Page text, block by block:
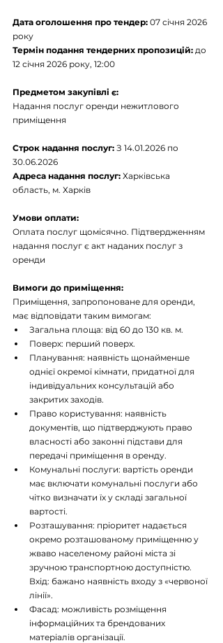
Дата оголошення про тендер: 07 січня 2026
року
Термін подання тендерних пропозицій: до
12 січня 2026 року, 12:00
Предметом закупівлі є:
Надання послуг оренди нежитлового
приміщення
Строк надання послуг: З 14.01.2026 по
30.06.2026
Адреса надання послуг: Харківська
область, м. Харків
Умови оплати:
Оплата послуг щомісячно. Підтвердженням
надання послуг є акт наданих послуг з
оренди
Вимоги до приміщення:
Приміщення, запропоноване для оренди,
має відповідати таким вимогам:
Загальна площа: від 60 до 130 кв. м.
Поверх: перший поверх.
Планування: наявність щонайменше
однієї окремої кімнати, придатної для
індивідуальних консультацій або
закритих заходів.
Право користування: наявність
документів, що підтверджують право
власності або законні підстави для
передачі приміщення в оренду.
Комунальні послуги: вартість оренди
має включати комунальні послуги або
чітко визначати їх у складі загальної
вартості.
Розташування: пріоритет надається
окремо розташованому приміщенню у
жваво населеному районі міста зі
зручною транспортною доступністю.
Вхід: бажано наявність входу з «червоної
лінії».
Фасад: можливість розміщення
інформаційних та брендованих
матеріалів організації.